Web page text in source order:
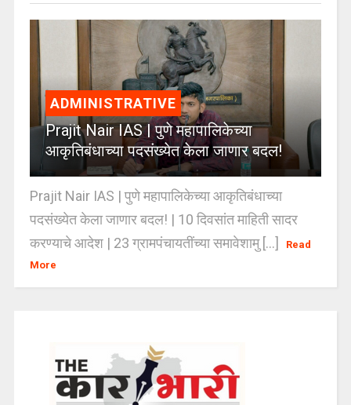
ADMINISTRATIVE
Prajit Nair IAS | पुणे महापालिकेच्या
आकृतिबंधाच्या पदसंख्येत केला जाणार बदल!
Prajit Nair IAS | पुणे महापालिकेच्या आकृतिबंधाच्या
पदसंख्येत केला जाणार बदल! | 10 दिवसांत माहिती सादर
करण्याचे आदेश | 23 ग्रामपंचायतींच्या समावेशामु [...]
Read
More